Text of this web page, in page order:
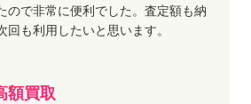
ので非常に便利でした。査定額も納
回も利用したいと思います。
額買取